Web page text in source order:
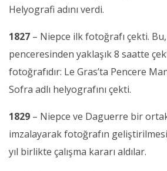
Helyografi adını verdi.
1827 – Niepce ilk fotoğrafı çekti.
penceresinden yaklaşık 8 saatte
fotoğrafıdır: Le Gras’ta Pencere
Sofra adlı helyografını çekti.
1829 – Niepce ve Daguerre bir
imzalayarak fotoğrafın
yıl birlikte çalışma kararı aldılar.